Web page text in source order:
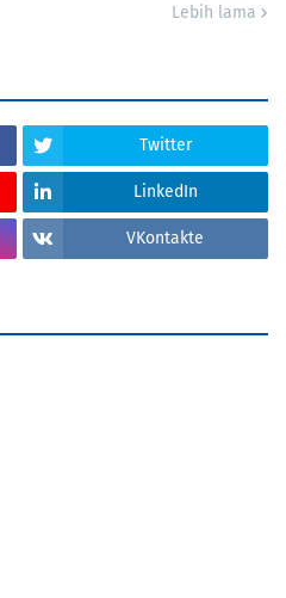
Lebih lama
Twitter
LinkedIn
VKontakte